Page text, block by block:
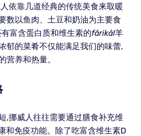
依靠几道经典的传统美食来取暖
数以鱼肉、土豆和奶油为主要食
富含蛋白质和维生素的fårikål羊
郁的菜肴不仅能满足我们的味蕾,
营养和热量。
,挪威人往往需要通过膳食补充维
和免疫功能。除了吃富含维生素D